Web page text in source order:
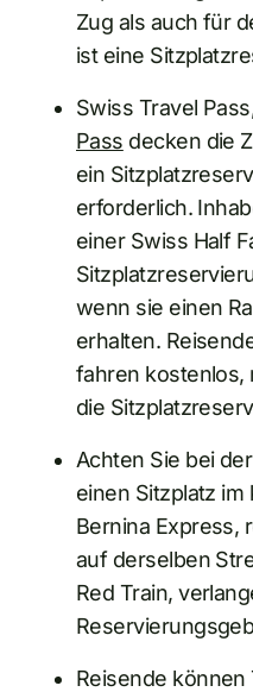
Zug als auch für
ist eine
Swiss Travel
Pass decken die
ein
erforderlich.
einer Swiss Half
wenn sie einen
erhalten.
fahren kostenlos,
die
Achten Sie bei
einen Sitzplatz
Bernina Express,
auf derselben
Red Train,
Reisende